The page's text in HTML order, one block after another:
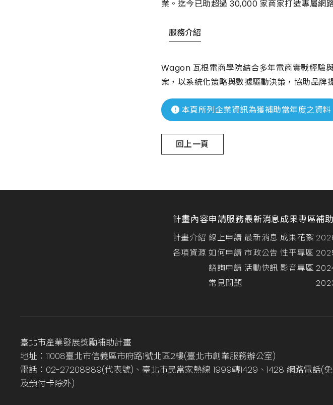
業。迄今已助超過 30,000 家商家打造專屬網
服務介紹
Wagon 瓦根電商學院結合多年電商實戰經驗
案，以系統化策略與數據驅動決策，協助品牌
本頁所列企業資訊為獲補助當年度之資料
回上一頁
計畫內容
計畫介紹
各項資源
申請服務
線上申請
如何申請
諮詢申請
常見問題
最新消息
最新消息
市政公告
活動快訊
成果專區
成果花絮
性平專區
影音專區
補
臺北市產業發展獎勵補助計畫
地址：11008臺北市信義區市府路1號北區2樓(臺北市創業服務辦公室)
電話：02-27208889(代表號)、臺北市民當家熱線 1999轉1429、1428 網路電話(
及預付卡除外)